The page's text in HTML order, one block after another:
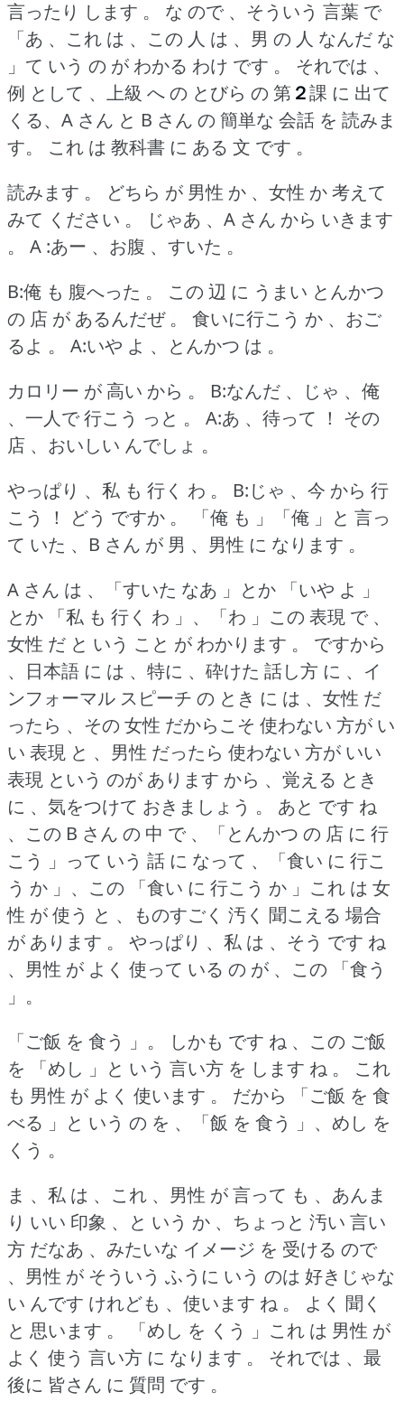
言ったり します 。
な ので 、そういう 言葉 で
「あ 、これ は 、この 人 は 、男 の 人 なんだ な
」て いう の が わかる わけ です 。
それでは 、
例 として 、上級 へ の とびら の 第 ２課 に 出て
くる、A さん と B さん の 簡単な 会話 を 読みま
す。
これ は 教科書 に ある 文 です 。
読みます 。
どちら が 男性 か 、女性 か 考えて
みて ください 。
じゃあ 、A さん から いきます
。
A :あー 、お腹 、すいた 。
B:俺 も 腹へった 。
この 辺 に うまい とんかつ
の 店 が あるんだぜ 。
食いに行こう か 、おご
るよ 。
A:いや よ 、とんかつ は 。
カロリー が 高い から 。
B:なんだ 、じゃ 、俺
、一人で 行こう っと 。
A:あ 、待って ！ その
店 、おいしい んでしょ 。
やっぱり 、私 も 行く わ 。
B:じゃ 、今 から 行
こう ！
どう ですか 。
「俺 も 」「俺 」と 言っ
て いた 、B さん が 男 、男性 に なります 。
A さん は 、「すいた なあ 」とか 「いや よ 」
とか 「私 も 行く わ 」、「わ 」この 表現 で 、
女性 だ と いう こと が わかります 。
ですから
、日本語 に は 、特に 、砕けた 話し方 に 、イ
ンフォーマル スピーチ の とき に は 、女性 だ
ったら 、その 女性 だからこそ 使わない 方が い
い 表現 と 、男性 だったら 使わない 方が いい
表現 という のが あります から 、覚える とき
に 、気をつけて おきましょう 。
あと です ね
、この B さん の 中 で 、「とんかつ の 店 に 行
こう 」って いう 話 に なって 、「食い に 行こ
う か 」、この 「食い に 行こう か 」これ は 女
性 が 使う と 、ものすごく 汚く 聞こえる 場合
が あります 。
やっぱり 、私 は 、そう です ね
、男性 が よく 使って いる の が 、この 「食う
」。
「ご飯 を 食う 」。
しかも です ね 、この ご飯
を 「めし 」と いう 言い方 を します ね 。
これ
も 男性 が よく 使います 。
だから 「ご飯 を 食
べる 」と いう の を 、「飯 を 食う 」、めし を
くう 。
ま 、私 は 、これ 、男性 が 言って も 、あんま
り いい 印象 、と いう か 、ちょっと 汚い 言い
方 だなあ 、みたいな イメージ を 受ける ので
、男性 が そういう ふうに いう のは 好きじゃな
い んです けれども 、使います ね 。
よく 聞く
と 思います 。
「めし を くう 」これ は 男性 が
よく 使う 言い方 に なります 。
それでは 、最
後に 皆さん に 質問 です 。